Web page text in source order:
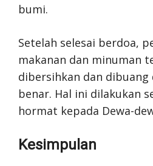
bumi.
Setelah selesai berdoa,
makanan dan minuman
dibersihkan dan dibuang
benar. Hal ini dilakukan
hormat kepada Dewa-
Kesimpulan